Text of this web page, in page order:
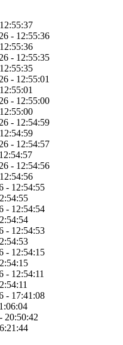
- 12:55:36
- 12:55:35
- 12:55:01
- 12:55:00
- 12:54:59
- 12:54:57
- 12:54:56
- 12:54:55
- 12:54:54
- 12:54:53
- 12:54:15
- 12:54:11
- 17:41:08
20:50:42